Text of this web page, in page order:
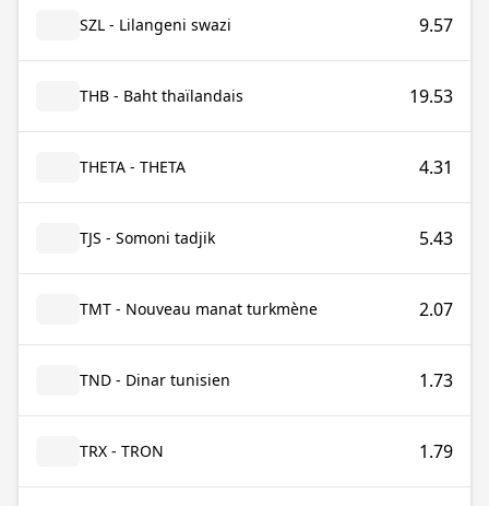
SZL - Lilangeni swazi 9.57
THB - Baht thaïlandais 19.53
THETA - THETA 4.31
TJS - Somoni tadjik 5.43
TMT - Nouveau manat turkmène 2.07
TND - Dinar tunisien 1.73
TRX - TRON 1.79